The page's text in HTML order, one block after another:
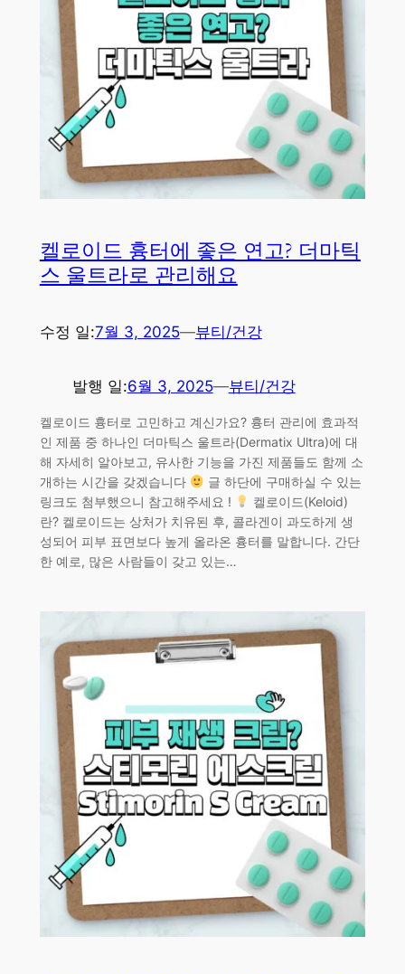
켈로이드 흉터에 좋은 연고? 더마틱
스 울트라로 관리해요
수정 일:7월 3, 2025—뷰티/건강
발행 일:6월 3, 2025—뷰티/건강
켈로이드 흉터로 고민하고 계신가요? 흉터 관리에 효과적
인 제품 중 하나인 더마틱스 울트라(Dermatix Ultra)에 대
해 자세히 알아보고, 유사한 기능을 가진 제품들도 함께 소
개하는 시간을 갖겠습니다
글 하단에 구매하실 수 있는
링크도 첨부했으니 참고해주세요 !
켈로이드(Keloid)
란? 켈로이드는 상처가 치유된 후, 콜라겐이 과도하게 생
성되어 피부 표면보다 높게 올라온 흉터를 말합니다. 간단
한 예로, 많은 사람들이 갖고 있는…